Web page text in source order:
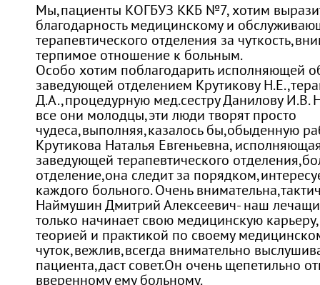
Мы,пациенты КОГБУЗ ККБ №7, хотим
благодарность медицинскому и
терапевтического отделения за
терпимое отношение к больным.
Особо хотим поблагодарить исполняющей
заведующей отделением Крутикову
Д.А.,процедурную мед.сестру Данилову И.В.
все они молодцы,эти люди творят просто
чудеса,выполняя,казалось бы,обыденную
Крутикова Наталья Евгеньевна,
заведующей терапевтического
отделение,она следит за
каждого больного. Очень
Наймушин Дмитрий Алексеевич- наш
только начинает свою медицинскую
теорией и практикой по своему
чуток,вежлив,всегда внимательно
пациента,даст совет.Он очень щепетильно
вверенному ему больному.